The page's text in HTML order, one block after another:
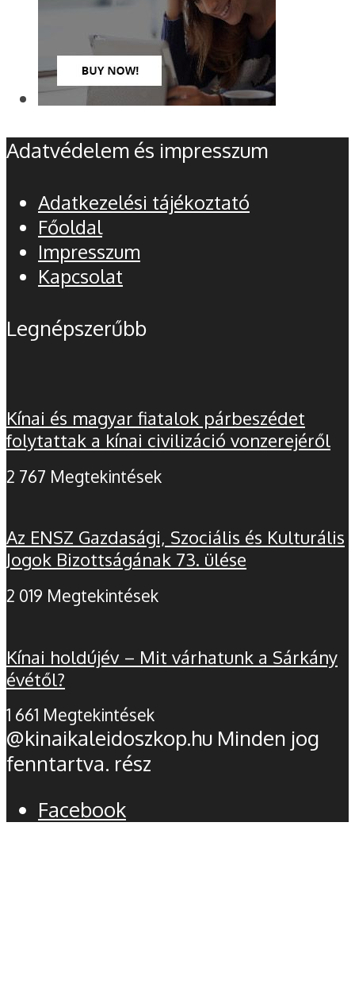
Adatvédelem és impresszum
Adatkezelési tájékoztató
Főoldal
Impresszum
Kapcsolat
Legnépszerűbb
Kínai és magyar fiatalok párbeszédet
folytattak a kínai civilizáció vonzerejéről
2 767 Megtekintések
Az ENSZ Gazdasági, Szociális és Kulturális
Jogok Bizottságának 73. ülése
2 019 Megtekintések
Kínai holdújév – Mit várhatunk a Sárkány
évétől?
1 661 Megtekintések
@kinaikaleidoszkop.hu Minden jog
fenntartva. rész
Facebook